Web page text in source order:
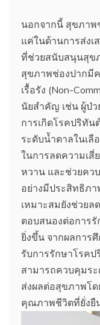
นอกจากนี้ สุขภาพ
แค่ในด้านการส่งเ
ที่ช่วยสนับสนุนสุข
สุขภาพช่องปากมี
เรื้อรัง (Non-
นัยสำคัญ เช่น ผู้ป่ว
การเกิดโรคปริทัน
ระดับน้ำตาลในเลื
ในการลดความเสี่
หวาน และช่วยคว
อย่างมีประสิทธิภ
เหมาะสมยังช่วยล
ตอบสนองต่อการ
ยิ่งขึ้น จากผลการ
รับการรักษาโรค
สามารถควบคุมร
ส่งผลต่อสุขภาพโด
คุณภาพชีวิตที่ยั่งยื